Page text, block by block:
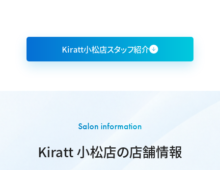
Kiratt小松店スタッフ紹介
Salon information
Kiratt 小松店の店舗情報